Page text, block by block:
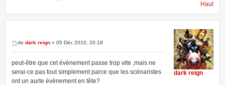
Haut
de dark reign » 05 Déc 2010, 20:18
peut-être que cet évènement passe trop vite ,mais ne
serai-ce pas tout simplement parce que les scénaristes
ont un aurte évènement en tête?
dark reign